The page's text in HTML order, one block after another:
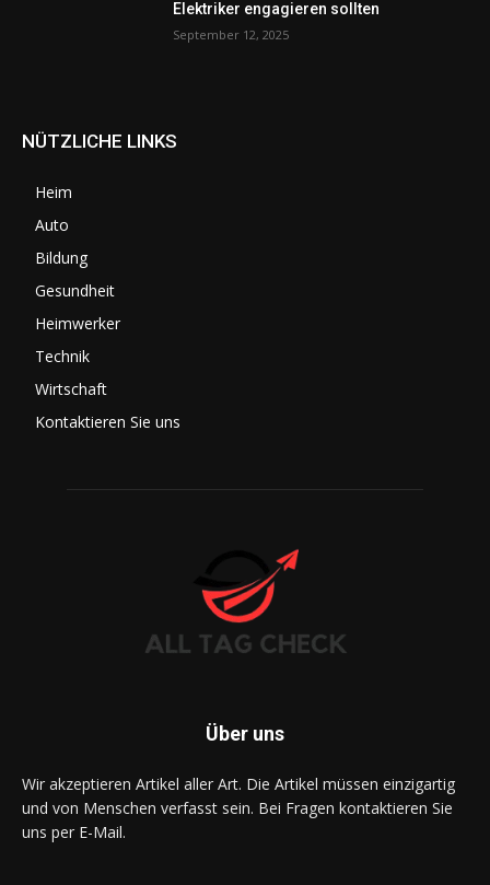
Elektriker engagieren sollten
September 12, 2025
NÜTZLICHE LINKS
Heim
Auto
Bildung
Gesundheit
Heimwerker
Technik
Wirtschaft
Kontaktieren Sie uns
Über uns
Wir akzeptieren Artikel aller Art. Die Artikel müssen einzigartig
und von Menschen verfasst sein. Bei Fragen kontaktieren Sie
uns per E-Mail.